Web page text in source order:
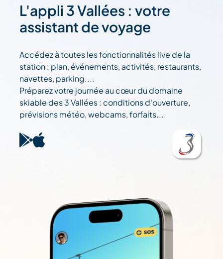
L'appli 3 Vallées : votre
assistant de voyage
Accédez à toutes les fonctionnalités live de la
station : plan, événements, activités, restaurants,
navettes, parking....
Préparez votre journée au cœur du domaine
skiable des 3 Vallées : conditions d'ouverture,
prévisions météo, webcams, forfaits....